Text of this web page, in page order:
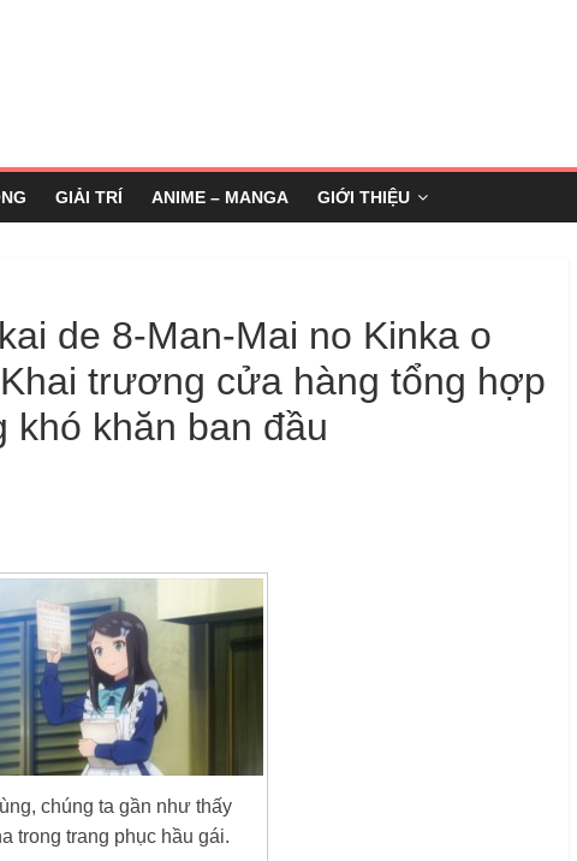
GIẢI TRÍ ANIME – MANGA GIỚI THIỆU
de 8-Man-Mai no Kinka o
trương cửa hàng tổng hợp
khó khăn ban đầu
chúng ta gần như thấy
trong trang phục hầu gái.